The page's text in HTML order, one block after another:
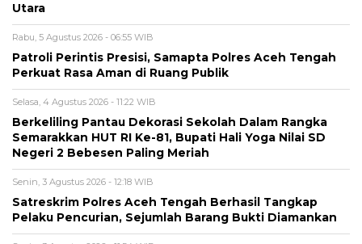
Utara
Rabu, 5 Agustus 2026 - 06:55 WIB
Patroli Perintis Presisi, Samapta Polres Aceh Tengah
Perkuat Rasa Aman di Ruang Publik
Selasa, 4 Agustus 2026 - 11:22 WIB
Berkeliling Pantau Dekorasi Sekolah Dalam Rangka
Semarakkan HUT RI Ke-81, Bupati Hali Yoga Nilai SD
Negeri 2 Bebesen Paling Meriah
Senin, 3 Agustus 2026 - 12:18 WIB
Satreskrim Polres Aceh Tengah Berhasil Tangkap
Pelaku Pencurian, Sejumlah Barang Bukti Diamankan